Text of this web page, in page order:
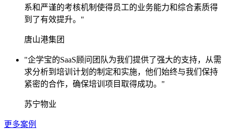
系和严谨的考核机制使得员工的业务能力和综合素质得
到了有效提升。"
唐山港集团
"企学宝的SaaS顾问团队为我们提供了强大的支持，从需
求分析到培训计划的制定和实施，他们始终与我们保持
紧密的合作，确保培训项目取得成功。"
苏宁物业
更多案例